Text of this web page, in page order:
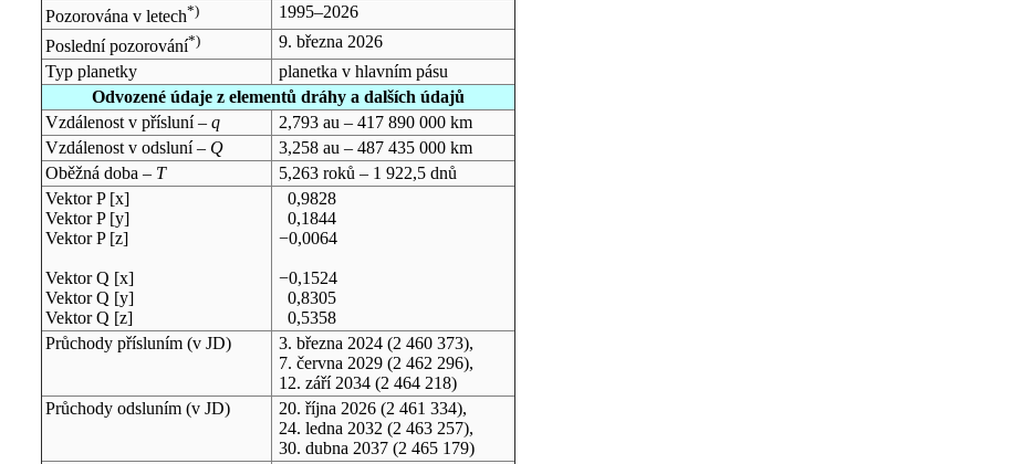
Pozorována v letech*)
1995–2026
Poslední pozorování*)
9. března 2026
Typ planetky
planetka v hlavním pásu
Odvozené údaje z elementů dráhy a dalších údajů
Vzdálenost v přísluní – q
2,793 au – 417 890 000 km
Vzdálenost v odsluní – Q
3,258 au – 487 435 000 km
Oběžná doba – T
5,263 roků – 1 922,5 dnů
Vektor P [x]
Vektor P [y]
Vektor P [z]
Vektor Q [x]
Vektor Q [y]
Vektor Q [z]
0,9828
0,1844
−0,0064
−0,1524
0,8305
0,5358
Průchody přísluním (v JD) 3. března 2024(2 460 373),
7. června 2029(2 462 296),
12. září 2034(2 464 218)
Průchody odsluním (v JD) 20. října 2026(2 461 334),
24. ledna 2032 (2 463 257),
30. dubna 2037(2 465 179)